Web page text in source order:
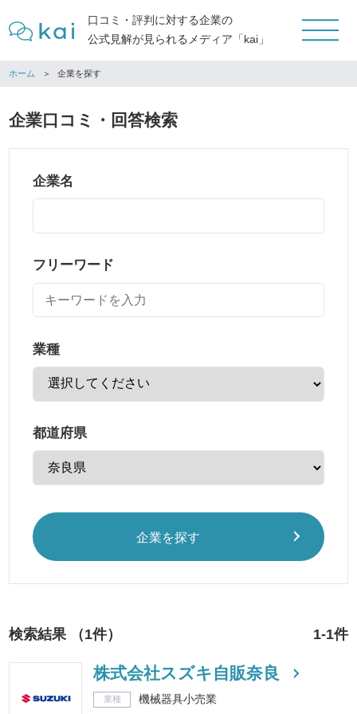
口コミ・評判に対する企業の
公式見解が見られるメディア「kai」
ホーム 企業を探す
企業口コミ・回答検索
企業名
フリーワード
業種
都道府県
企業を探す
検索結果 （1件） 1-1件
株式会社スズキ自販奈良
業種 機械器具小売業